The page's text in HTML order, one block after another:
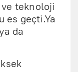
teknoloji
es geçti.Ya
da